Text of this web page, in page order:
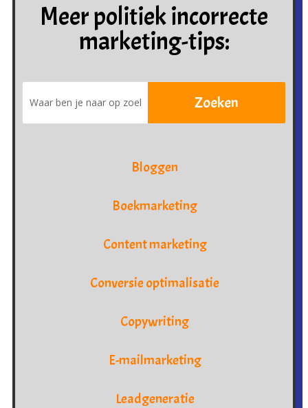
Meer politiek incorrecte
marketing-tips:
Bloggen
Boekmarketing
Content marketing
Conversie optimalisatie
Copywriting
E-mailmarketing
Leadgeneratie